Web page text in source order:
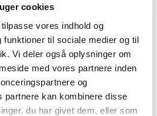
cookies
vores indhold og
funktioner til sociale medier og til
Vi deler også oplysninger om
med vores partnere inden
og
partnere kan kombinere disse
du har givet dem, eller som
MÅNEKAGER